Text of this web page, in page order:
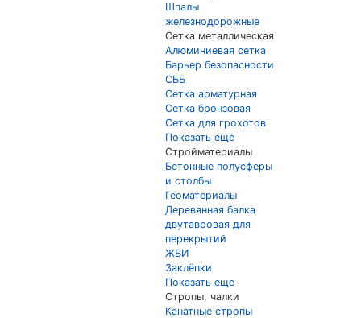
Шпалы
железнодорожные
Сетка металлическая
Алюминиевая сетка
Барьер безопасности
СББ
Сетка арматурная
Сетка бронзовая
Сетка для грохотов
Показать еще
Стройматериалы
Бетонные полусферы
и столбы
Геоматериалы
Деревянная балка
двутавровая для
перекрытий
ЖБИ
Заклёпки
Показать еще
Стропы, чалки
Канатные стропы